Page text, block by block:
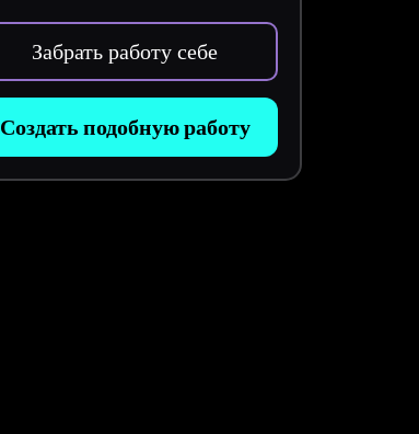
Забрать работу себе
Создать подобную работу